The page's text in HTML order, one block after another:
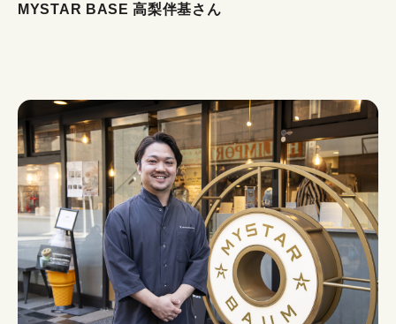
MYSTAR BASE 高梨伴基さん